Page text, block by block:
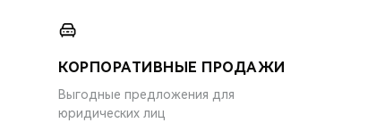
КОРПОРАТИВНЫЕ ПРОДАЖИ
Выгодные предложения для
юридических лиц